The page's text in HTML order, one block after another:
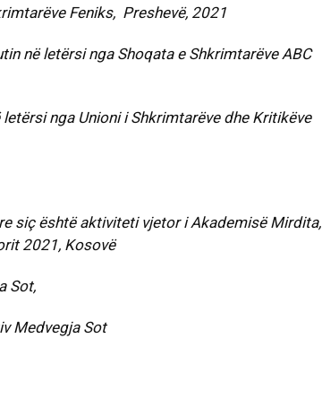
Feniks, Preshevë, 2021
në letërsi nga Shoqata e Shkrimtarëve ABC
nga Unioni i Shkrimtarëve dhe Kritikëve
siç është aktiviteti vjetor i Akademisë Mirdita,
2021, Kosovë
Sot,
Medvegja Sot